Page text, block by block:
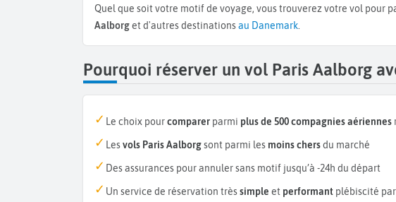
Quel que soit votre motif de voyage, vous trouverez votre vol pour
Aalborget d'autres destinationsau Danemark
Pourquoi réserver un vol Paris Aalborg
Le choix pourcomparer parmi plus de 500 compagnies aériennes
Lesvols Paris Aalborgsont parmi les moins chersdu marché
Des assurances pour annuler sans motif jusqu’à -24h du départ
Un service de réservation trèssimple et performant plébiscité